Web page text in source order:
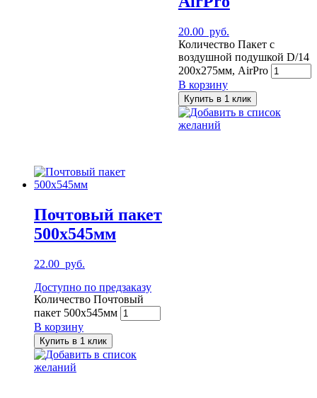
20.00 руб.
Количество Пакет с
воздушной подушкой D/14
200х275мм, AirPro
В корзину
Купить в 1 клик
Добавить в список
желаний
Почтовый пакет
500х545мм
22.00 руб.
Доступно по предзаказу
Количество Почтовый
пакет 500х545мм
В корзину
Купить в 1 клик
Добавить в список
желаний